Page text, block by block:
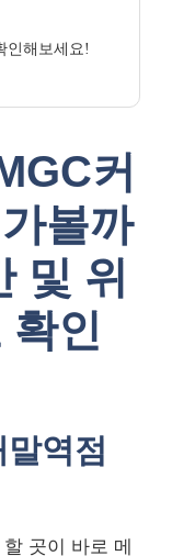
인해보세요!
커
볼까
및 위
확인
역점
곳이 바로 메